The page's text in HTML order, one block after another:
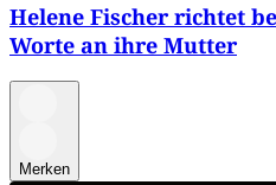
Helene Fischer richtet
Worte an ihre Mutter
Merken